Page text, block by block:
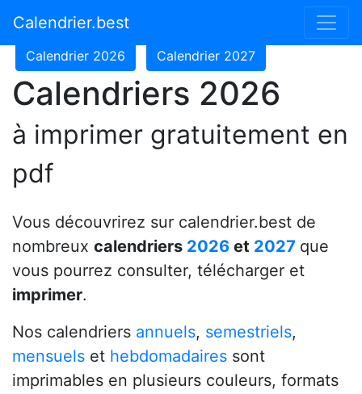
Calendrier.best
Calendrier 2024
Calendrier 2026 Calendrier 2027
Calendriers 2026
à imprimer gratuitement en
pdf
Vous découvrirez sur calendrier.best de
nombreux calendriers 2026 et 2027 que
vous pourrez consulter, télécharger et
imprimer.
Nos calendriers annuels, semestriels,
mensuels et hebdomadaires sont
imprimables en plusieurs couleurs, formats